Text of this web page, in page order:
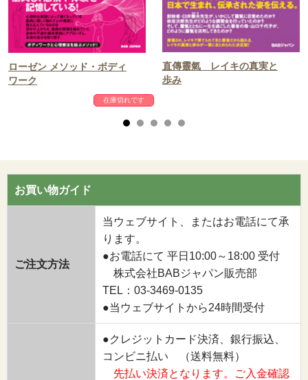
ローゼン メソッド・ボディ
ワーク
在庫切れです
直傳靈氣 レイキの真実と
歩み
お買い物ガイド
ご注文方法
当ウェブサイト、またはお電話にて承
ります。
●お電話にて 平日10:00～18:00 受付
株式会社BABジャパン販売部
TEL：03-3469-0135
●当ウェブサイトから24時間受付
●クレジットカード決済、銀行振込、
コンビニ払い （送料無料）
先払い決済となります。ご入金確認